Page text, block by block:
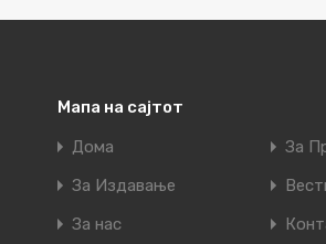
Мапа на сајтот
Дома
За
За Издавање
За нас